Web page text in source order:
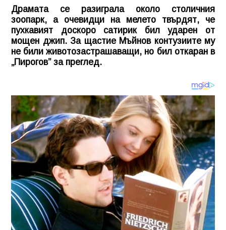
Драмата се разиграла около столичния
зоопарк, а очевидци на мелето твърдят, че
пухкавият доскоро сатирик бил ударен от
мощен джип. За щастие Мъйнов контузиите му
не били животозастрашаващи, но бил откаран в
„Пирогов” за преглед.